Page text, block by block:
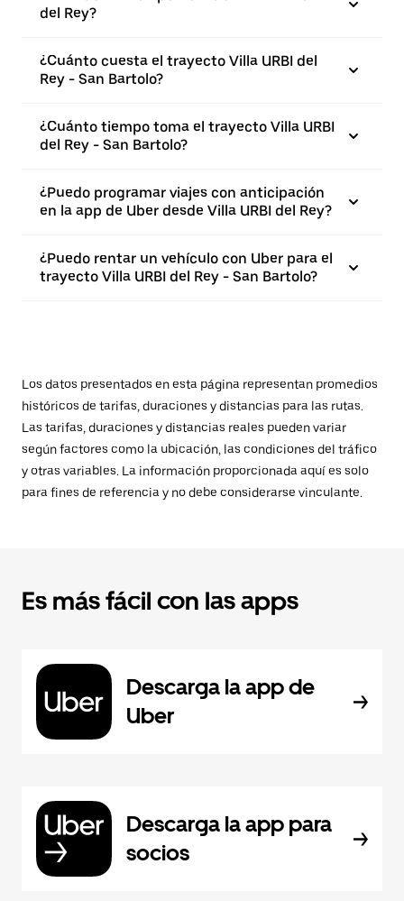
del Rey?
¿Cuánto cuesta el trayecto Villa URBI del
Rey - San Bartolo?
¿Cuánto tiempo toma el trayecto Villa URBI
del Rey - San Bartolo?
¿Puedo programar viajes con anticipación
en la app de Uber desde Villa URBI del Rey?
¿Puedo rentar un vehículo con Uber para el
trayecto Villa URBI del Rey - San Bartolo?
Los datos presentados en esta página representan promedios
históricos de tarifas, duraciones y distancias para las rutas.
Las tarifas, duraciones y distancias reales pueden variar
según factores como la ubicación, las condiciones del tráfico
y otras variables. La información proporcionada aquí es solo
para fines de referencia y no debe considerarse vinculante.
Es más fácil con las apps
Descarga la app de
Uber
Descarga la app para
socios